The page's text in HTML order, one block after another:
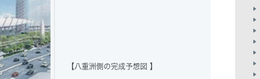
【八重洲側の完成予想図 】